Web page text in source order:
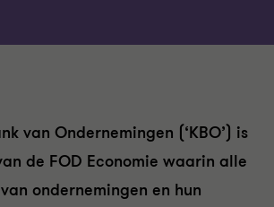
van Ondernemingen (‘KBO’) is
de FOD Economie waarin alle
ondernemingen en hun